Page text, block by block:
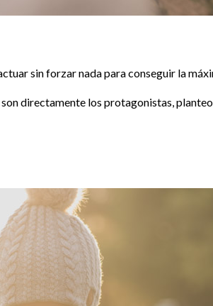
sin forzar nada para conseguir la
directamente los protagonistas,